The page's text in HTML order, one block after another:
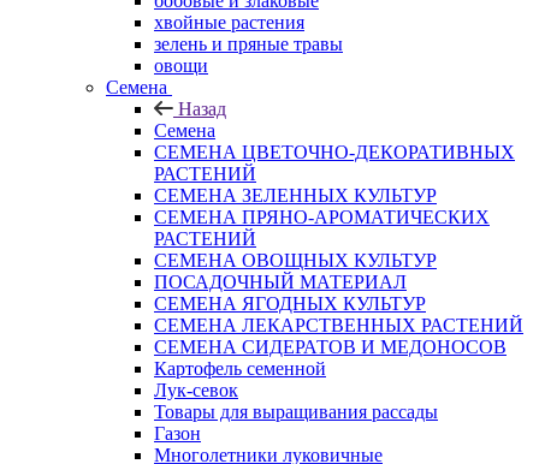
хвойные растения
зелень и пряные травы
овощи
Семена
Назад
Семена
СЕМЕНА ЦВЕТОЧНО-ДЕКОРАТИВНЫХ
РАСТЕНИЙ
СЕМЕНА ЗЕЛЕННЫХ КУЛЬТУР
СЕМЕНА ПРЯНО-АРОМАТИЧЕСКИХ
РАСТЕНИЙ
СЕМЕНА ОВОЩНЫХ КУЛЬТУР
ПОСАДОЧНЫЙ МАТЕРИАЛ
СЕМЕНА ЯГОДНЫХ КУЛЬТУР
СЕМЕНА ЛЕКАРСТВЕННЫХ РАСТЕНИЙ
СЕМЕНА СИДЕРАТОВ И МЕДОНОСОВ
Картофель семенной
Лук-севок
Товары для выращивания рассады
Газон
Многолетники луковичные